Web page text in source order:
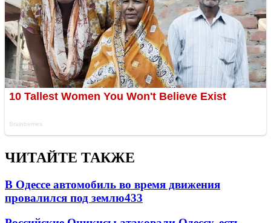
ЧИТАЙТЕ ТАКЖЕ
В Одессе автомобиль во время движения
провалился под землю433